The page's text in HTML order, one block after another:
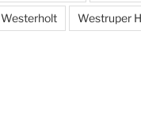
Westerholt Westruper